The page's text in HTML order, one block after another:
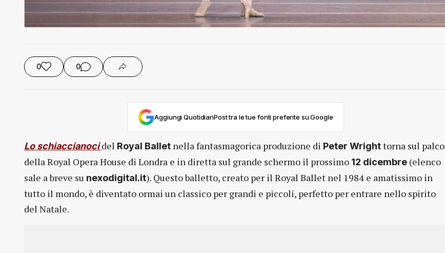
0 0
Aggiungi QuotidianPost tra le tue fonti preferite su Google
Lo schiaccianoci del Royal Ballet nella fantasmagorica produzione di Peter Wrighttorna sul palco
della Royal Opera House di Londra e in diretta sul grande schermo il prossimo 12 dicembre (elenco
sale a breve su nexodigital.it). Questo balletto, creato per il Royal Ballet nel 1984 e amatissimo in
tutto il mondo, è diventato ormai un classico per grandi e piccoli, perfetto per entrare nello spirito
del Natale.